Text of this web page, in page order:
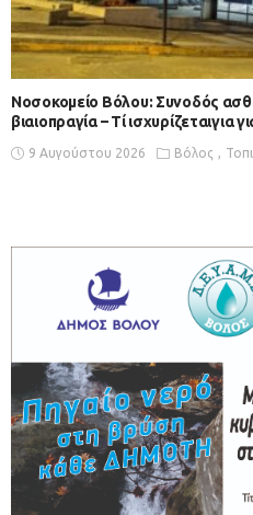
Νοσοκομείο Βόλου: Συνοδός
βιαιοπραγία – Τί ισχυρίζεταιγια
9 Αυγούστου 2026 Βόλος